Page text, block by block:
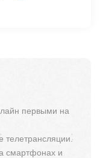
первыми на
смартфонах и